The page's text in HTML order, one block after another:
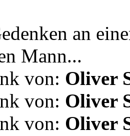
an
Mann...
von: Oliver
von: Oliver
von: Oliver